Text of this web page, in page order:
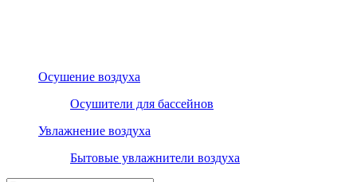
Осушение воздуха
Осушители для бассейнов
Увлажнение воздуха
Бытовые увлажнители воздуха